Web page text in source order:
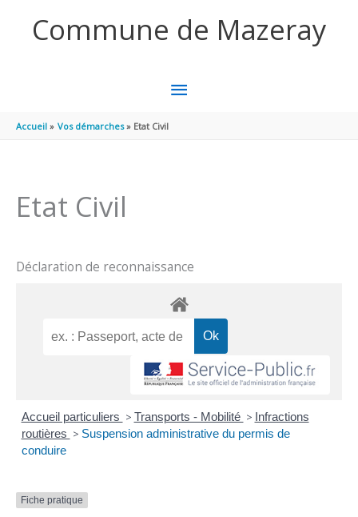
Commune de Mazeray
MENU
PRINCIPAL
Accueil Vos démarches Etat Civil
Etat Civil
Déclaration de reconnaissance
Accueil particuliers > Transports - Mobilité > Infractions
routières > Suspension administrative du permis de
conduire
Fiche pratique